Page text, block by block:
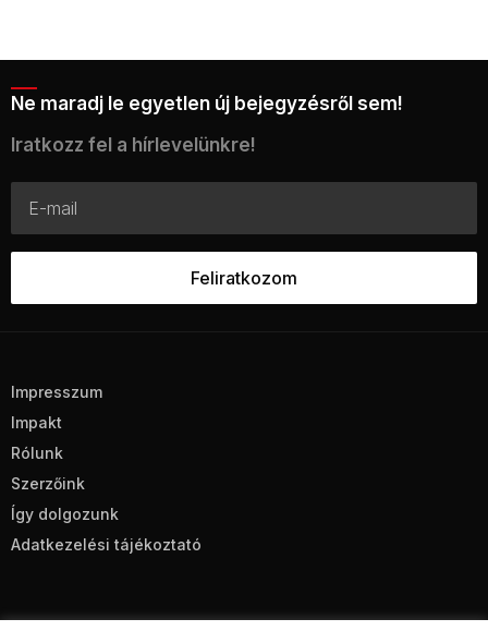
Ne maradj le egyetlen új bejegyzésről sem!
Iratkozz fel a hírlevelünkre!
Impresszum
Impakt
Rólunk
Szerzőink
Így dolgozunk
Adatkezelési tájékoztató